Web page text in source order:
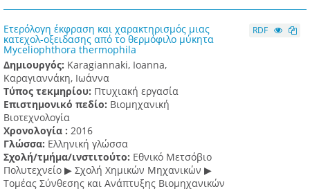
Eτερόλογη έκφραση και χαρακτηρισμός μιας
κατεχολ-οξειδασης από το θερμόφιλο μύκητα
Myceliophthora thermophila
Δημιουργός: Karagiannaki, Ioanna,
Καραγιαννάκη, Ιωάννα
Τύπος τεκμηρίου: Πτυχιακή εργασία
Επιστημονικό πεδίο: Βιομηχανική
Βιοτεχνολογία
Χρονολογία : 2016
Γλώσσα: Ελληνική γλώσσα
Σχολή/τμήμα/ινστιτούτο: Εθνικό Μετσόβιο
Πολυτεχνείο ▶ Σχολή Χημικών Μηχανικών ▶
Τομέας Σύνθεσης και Ανάπτυξης Βιομηχανικών
RDF